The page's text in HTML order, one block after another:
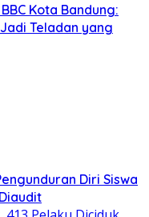
Kota Bandung:
Teladan yang
Diri Siswa